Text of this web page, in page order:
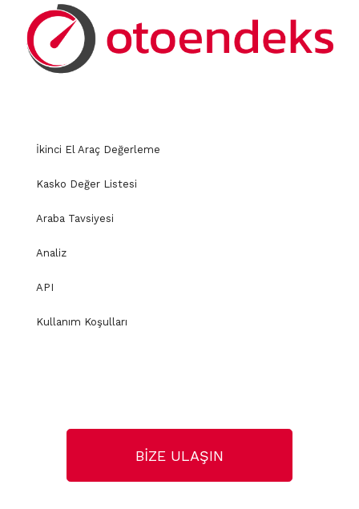
İkinci El Araç Değerleme
Kasko Değer Listesi
Araba Tavsiyesi
Analiz
API
Kullanım Koşulları
BİZE ULAŞIN